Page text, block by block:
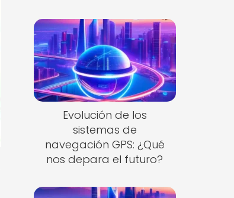
Evolución de los
sistemas de
navegación GPS: ¿Qué
nos depara el futuro?